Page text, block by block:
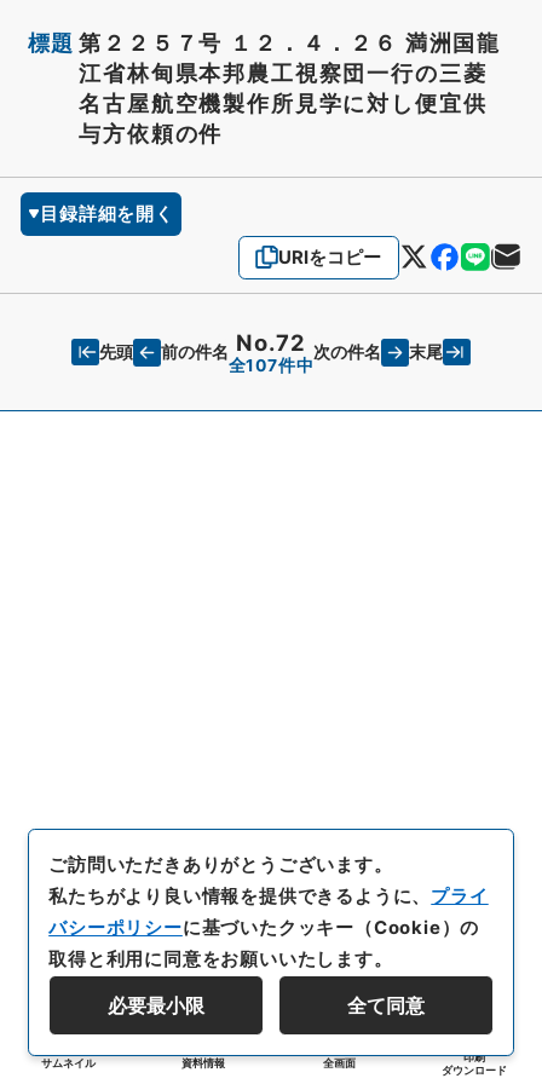
標題 第２２５７号 １２．４．２６ 満洲国龍
江省林甸県本邦農工視察団一行の三菱
名古屋航空機製作所見学に対し便宜供
与方依頼の件
目録詳細を開く
URIをコピー
先頭 前の件名 No.72
全107件中
次の件名 末尾
サムネイル 資料情報 全画面
印刷
ダウンロード
ご訪問いただきありがとうございます。
私たちがより良い情報を提供できるように、 プライ
バシーポリシーに基づいたクッキー（Cookie）の
取得と利用に同意をお願いいたします。
必要最小限 全て同意